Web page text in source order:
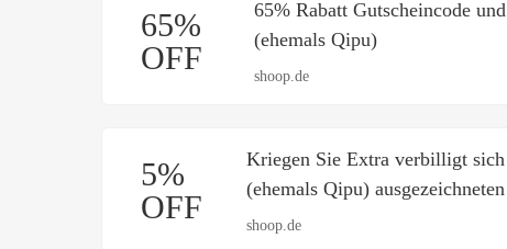
65%
OFF
65% Rabatt Gutscheincode
(ehemals Qipu)
shoop.de
5%
OFF
Kriegen Sie Extra verbilligt
(ehemals Qipu)
shoop.de